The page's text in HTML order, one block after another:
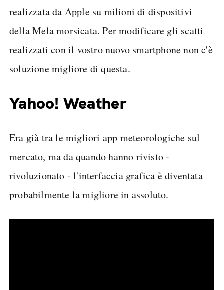
realizzata da Apple su milioni di dispositivi
della Mela morsicata. Per modificare gli scatti
realizzati con il vostro nuovo smartphone non c'è
soluzione migliore di questa.
Yahoo! Weather
Era già tra le migliori app meteorologiche sul
mercato, ma da quando hanno rivisto -
rivoluzionato - l'interfaccia grafica è diventata
probabilmente la migliore in assoluto.